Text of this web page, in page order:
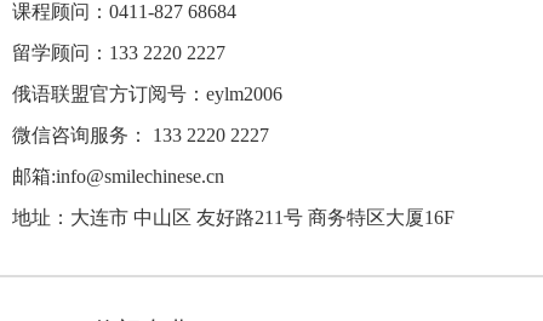
课程顾问：0411-827 68684
留学顾问：133 2220 2227
俄语联盟官方订阅号：eylm2006
微信咨询服务： 133 2220 2227
邮箱:info@smilechinese.cn
地址：大连市 中山区 友好路211号 商务特区大厦16F